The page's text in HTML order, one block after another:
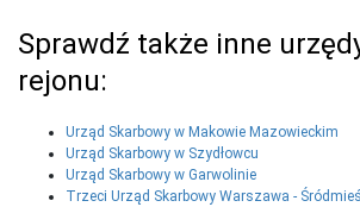
Sprawdź także inne
rejonu:
Urząd Skarbowy w Makowie Mazowieckim
Urząd Skarbowy w Szydłowcu
Urząd Skarbowy w Garwolinie
Trzeci Urząd Skarbowy Warszawa -